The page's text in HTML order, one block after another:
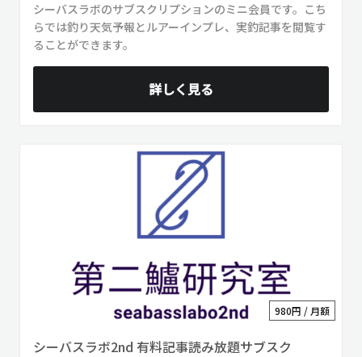
シーバスラボのサブスクリプションのミニ会員です。こち
らでは釣り天気予報とルアーインプレ、実釣記事を閲覧す
ることができます。
詳しく見る
980円 / 月額
シーバスラボ2nd 有料記事読み放題サブスク